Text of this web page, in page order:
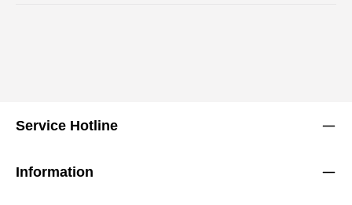
Service Hotline
Information